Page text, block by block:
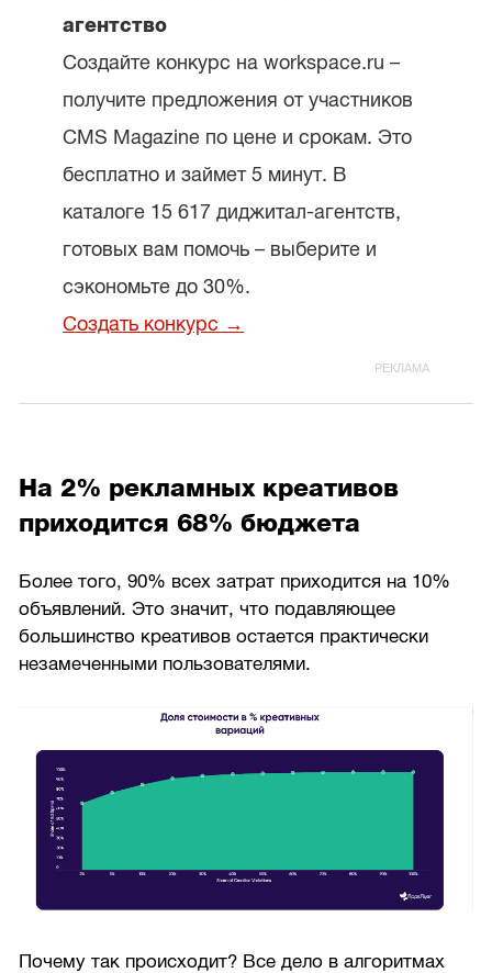
агентство
Создайте конкурс на workspace.ru –
получите предложения от участников
CMS Magazine по цене и срокам. Это
бесплатно и займет 5 минут. В
каталоге 15 617 диджитал-агентств,
готовых вам помочь – выберите и
сэкономьте до 30%.
Создать конкурс →
На 2% рекламных креативов
приходится 68% бюджета
Более того, 90% всех затрат приходится на 10%
объявлений. Это значит, что подавляющее
большинство креативов остается практически
незамеченными пользователями.
Почему так происходит? Все дело в алгоритмах